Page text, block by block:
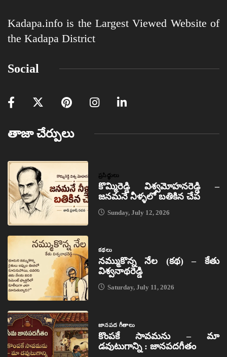
Kadapa.info is the Largest Viewed Website of
the Kadapa District
Social
తాజా చేర్పులు
ప్రసిద్ధులు
కొమ్మిరెడ్డి విశ్వమోహనరెడ్డి –
జనమనే నీళ్ళలో బతికిన చేప
Sunday, July 12, 2026
కథలు
నమ్ముకొన్న నేల (కథ) – కేతు
విశ్వనాథరెడ్డి
Saturday, July 11, 2026
జానపద గీతాలు
కొంపకే సావమను – మా
డవుటుగాన్ని : జానపదగీతం